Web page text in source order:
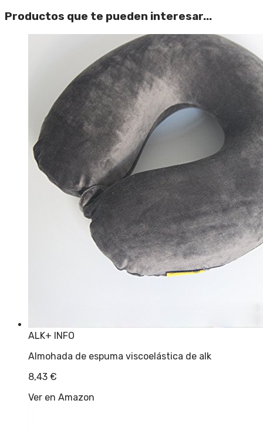
Productos que te pueden interesar...
ALK+ INFO
Almohada de espuma viscoelástica de alk
8,43 €
Ver en Amazon